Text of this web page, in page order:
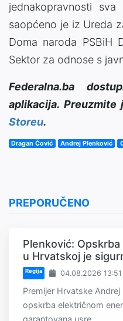
jednakopravnosti
saopćeno je iz Ureda
Doma naroda PSBiH
Sektor za odnose s
Federalna.ba
aplikacija. Preuzmite
Storeu.
Dragan Čović Andrej Plenković
PREPORUČENO
Plenković:
u Hrvatskoj je
Regija 04.08.2026 13:51
Premijer Hrvatske
opskrba električnom
garantovana usre...